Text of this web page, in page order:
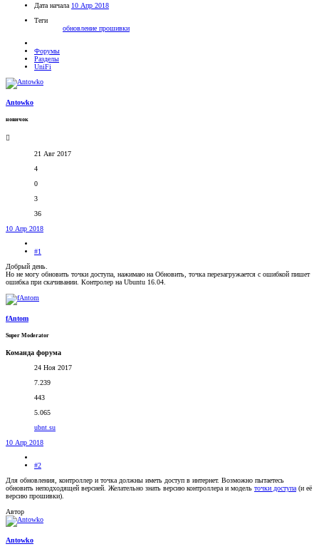
Дата начала 10 Апр 2018
Теги
обновление прошивки
Форумы
Разделы
UniFi
Antowko
новичок
21 Авг 2017
4
0
3
36
10 Апр 2018
#1
Добрый день.
Но не могу обновить точки доступа, нажимаю на Обновить, точка перезагружается с ошибкой пишет
ошибка при скачивании. Контролер на Ubuntu 16.04.
fAntom
Super Moderator
Команда форума
24 Ноя 2017
7.239
443
5.065
ubnt.su
10 Апр 2018
#2
Для обновления, контроллер и точка должны иметь доступ в интернет. Возможно пытаетесь
обновить неподходящей версией. Желательно знать версию контроллера и модель точки доступа (и её
версию прошивки).
Автор
Antowko